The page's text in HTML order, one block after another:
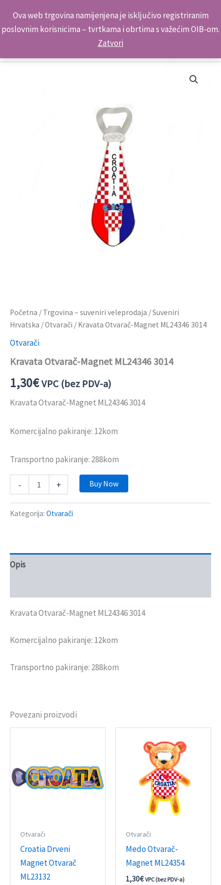
Ova web trgovina namijenjena je isključivo registriranim
poslovnim korisnicima – tvrtkama i obrtima s važećim OIB-om.
Zatvori
content
Kontakt telefon: +385 98 179 3891
Početna / Trgovina – suveniri veleprodaja /Suveniri
Hrvatska /Otvarači / Kravata Otvarač-Magnet ML24346 3014
Otvarači
Kravata Otvarač-Magnet ML24346 3014
1,30€VPC (bez PDV-a)
Kravata Otvarač-Magnet ML24346 3014
Komercijalno pakiranje: 12kom
Transportno pakiranje: 288kom
- + Buy Now
Kategorija: Otvarači
Opis
Kravata Otvarač-Magnet ML24346 3014
Komercijalno pakiranje: 12kom
Transportno pakiranje: 288kom
Povezani proizvodi
Otvarači
Croatia Drveni
Magnet Otvarač
ML23132
Otvarači
Medo Otvarač-
Magnet ML24354
1,30€ VPC (bez PDV-a)